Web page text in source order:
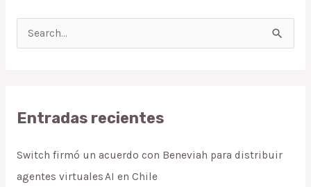
cEntradas recientes
Switch firmó un acuerdo con Beneviah para distribuir
agentes virtuales AI en Chile